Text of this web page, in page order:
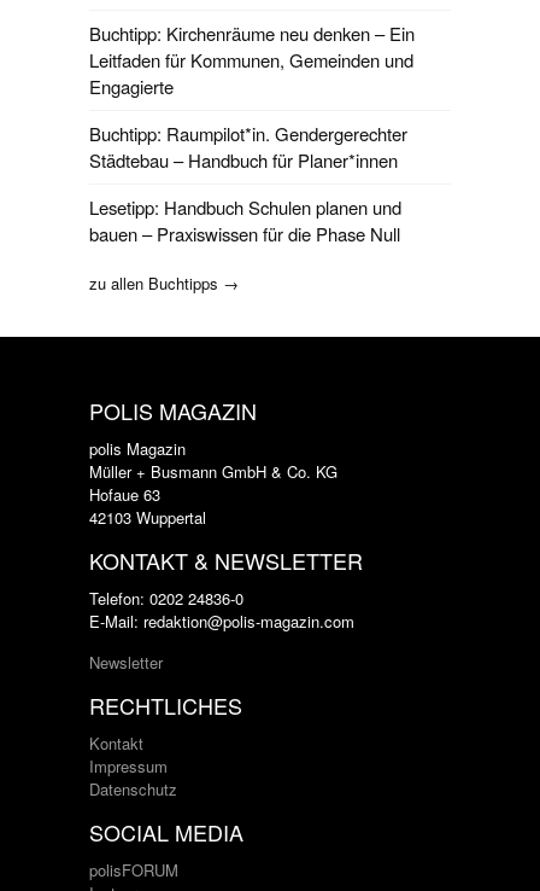
Buchtipp: Kirchenräume neu denken – Ein
Leitfaden für Kommunen, Gemeinden und
Engagierte
Buchtipp: Raumpilot*in. Gendergerechter
Städtebau – Handbuch für Planer*innen
Lesetipp: Handbuch Schulen planen und
bauen – Praxiswissen für die Phase Null
zu allen Buchtipps →
POLIS MAGAZIN
polis Magazin
Müller + Busmann GmbH & Co. KG
Hofaue 63
42103 Wuppertal
KONTAKT & NEWSLETTER
Telefon: 0202 24836-0
E-Mail: redaktion@polis-magazin.com
Newsletter
RECHTLICHES
Kontakt
Impressum
Datenschutz
SOCIAL MEDIA
polisFORUM